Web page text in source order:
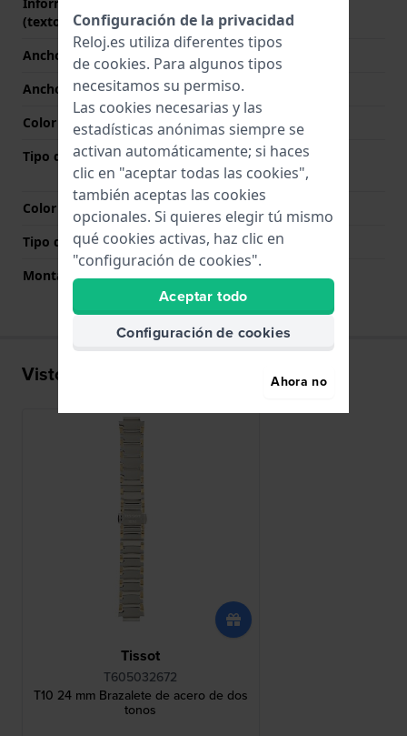
(texto libre)
Ancho de correa
Ancho de las asas
14 mm
Color de correa
Bicolor
Tipo de cierre
Cierre de mariposa con
botones
Color del cierre
Plateado
Tipo de montaje
Pasadores de resorte
Montaje Recto
No
Visto recientemente
Tissot
T605032672
T10 24 mm Brazalete de acero de dos
tonos
Configuración de la privacidad
Reloj.es utiliza diferentes tipos
de cookies. Para algunos tipos
necesitamos su permiso.
Las cookies necesarias y las
estadísticas anónimas siempre se
activan automáticamente; si haces
clic en "aceptar todas las cookies",
también aceptas las cookies
opcionales. Si quieres elegir tú mismo
qué cookies activas, haz clic en
"configuración de cookies".
Aceptar todo
Configuración de cookies
Ahora no